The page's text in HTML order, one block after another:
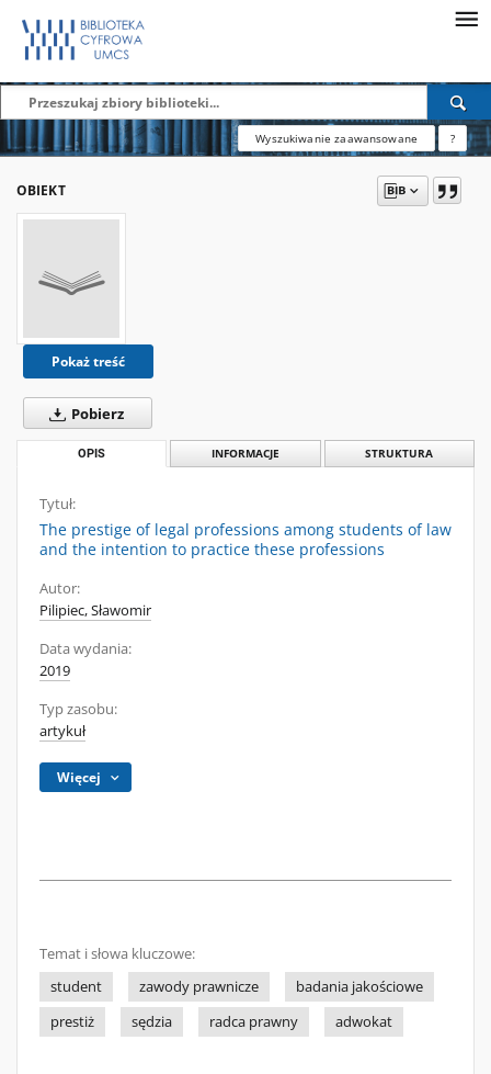
Wyszukiwanie zaawansowane ?
OBIEKT
Pokaż treść
Pobierz
OPIS INFORMACJE STRUKTURA
Tytuł:
The prestige of legal professions among students of law
and the intention to practice these professions
Autor:
Pilipiec, Sławomir
Data wydania:
2019
Typ zasobu:
artykuł
Więcej
Temat i słowa kluczowe:
student
zawody prawnicze
badania jakościowe
prestiż
sędzia radca prawny adwokat